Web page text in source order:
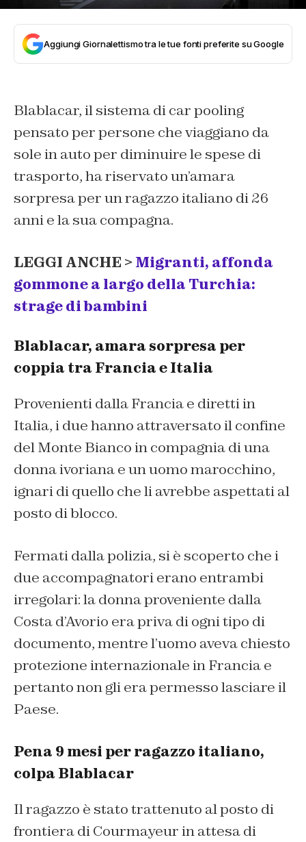
Aggiungi Giornalettismo tra le tue fonti preferite su Google
Blablacar, il sistema di car pooling
pensato per persone che viaggiano da
sole in auto per diminuire le spese di
trasporto, ha riservato un’amara
sorpresa per un ragazzo italiano di 26
anni e la sua compagna.
LEGGI ANCHE > Migranti, affonda
gommone a largo della Turchia:
strage di bambini
Blablacar, amara sorpresa per
coppia tra Francia e Italia
Provenienti dalla Francia e diretti in
Italia, i due hanno attraversato il confine
del Monte Bianco in compagnia di una
donna ivoriana e un uomo marocchino,
ignari di quello che li avrebbe aspettati al
posto di blocco.
Fermati dalla polizia, si è scoperto che i
due accompagnatori erano entrambi
irregolari: la donna proveniente dalla
Costa d’Avorio era priva di ogni tipo di
documento, mentre l’uomo aveva chiesto
protezione internazionale in Francia e
pertanto non gli era permesso lasciare il
Paese.
Pena 9 mesi per ragazzo italiano,
colpa Blablacar
Il ragazzo è stato trattenuto al posto di
frontiera di Courmayeur in attesa di